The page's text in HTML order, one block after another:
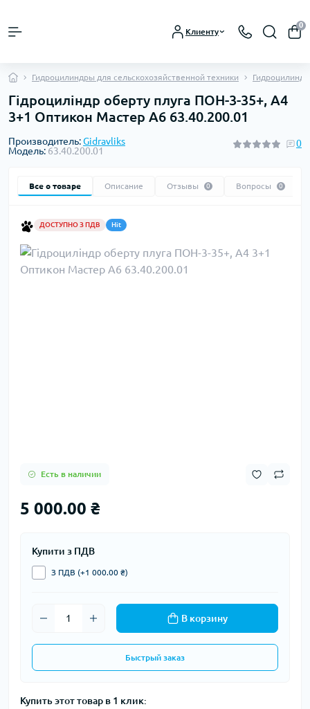
Клиенту
0
Гидроцилиндры для сельскохозяйственной техники
Гідроциліндр оберту плуга ПОН-3-35+, А4
3+1 Оптикон Мастер А6 63.40.200.01
Производитель:Gidravliks
Модель: 63.40.200.01
0
Все о товаре Описание Отзывы 0 Вопросы 0
ДОСТУПНО З ПДВ Hit
Есть в наличии
5 000.00 ₴
Купити з ПДВ
З ПДВ (+1 000.00 ₴)
В корзину
Быстрый заказ
Купить этот товар в 1 клик: